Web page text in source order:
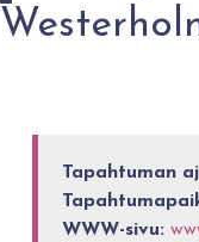
Tapahtuman
WWW-sivu: